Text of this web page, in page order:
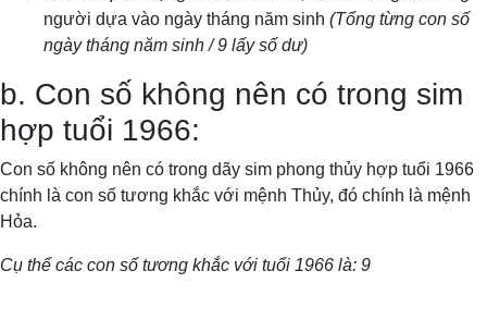
người dựa vào ngày tháng năm sinh (Tổng từng con số
ngày tháng năm sinh / 9 lấy số dư)
b. Con số không nên có trong sim
hợp tuổi 1966:
Con số không nên có trong dãy sim phong thủy hợp tuổi 1966
chính là con số tương khắc với mệnh Thủy, đó chính là mệnh
Hỏa.
Cụ thể các con số tương khắc với tuổi 1966 là: 9